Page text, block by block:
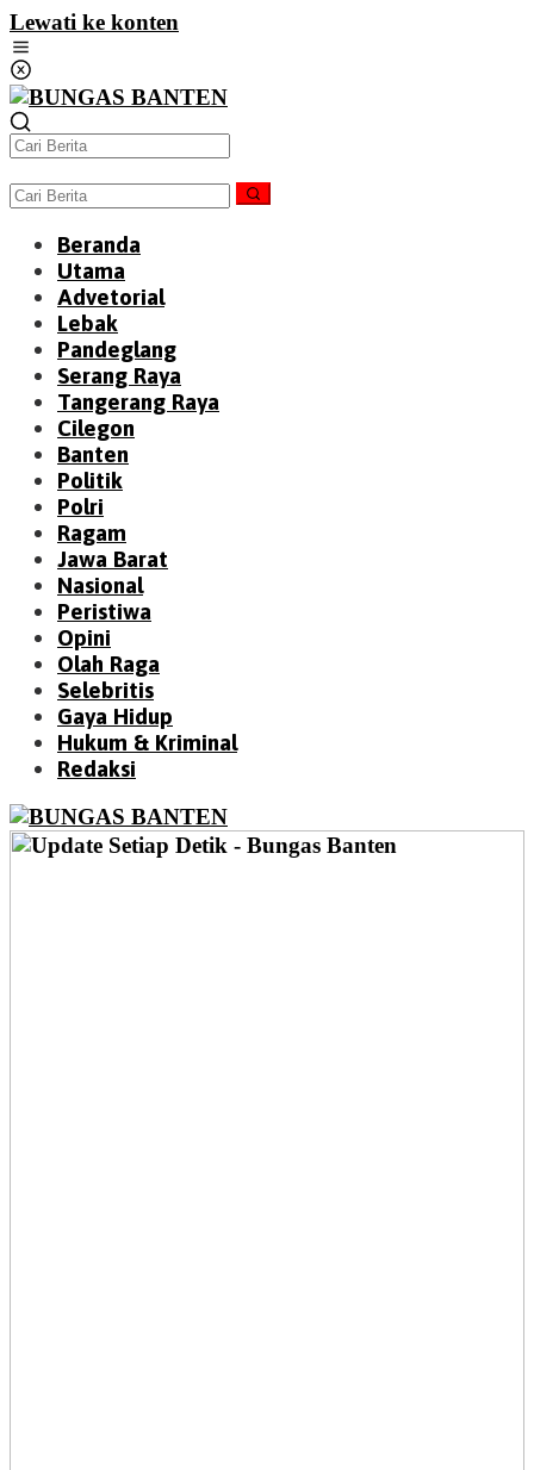
Lewati ke konten
Beranda
Utama
Advetorial
Lebak
Pandeglang
Serang Raya
Tangerang Raya
Cilegon
Banten
Politik
Polri
Ragam
Jawa Barat
Nasional
Peristiwa
Opini
Olah Raga
Selebritis
Gaya Hidup
Hukum & Kriminal
Redaksi